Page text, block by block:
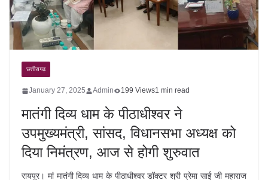
छत्तीसगढ़
January 27, 2025 Admin 199 Views1 min read
मातंगी दिव्य धाम के पीठाधीश्वर ने
उपमुख्यमंत्री, सांसद, विधानसभा अध्यक्ष को
दिया निमंत्रण, आज से होगी शुरुवात
रायपुर। मां मातंगी दिव्य धाम के पीठाधीश्वर डॉक्टर श्री प्रेमा साई जी महाराज